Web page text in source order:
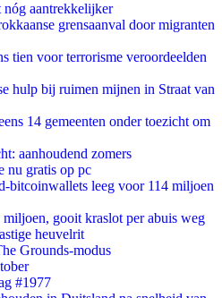
aantrekkelijker
grensaanval door migranten
tien voor terrorisme veroordeelden
hulp bij ruimen mijnen in Straat van
14 gemeenten onder toezicht om
aanhoudend zomers
nu gratis op pc
bitcoinwallets leeg voor 114 miljoen
gooit kraslot per abuis weg
heuvelrit
Grounds-modus
#1977